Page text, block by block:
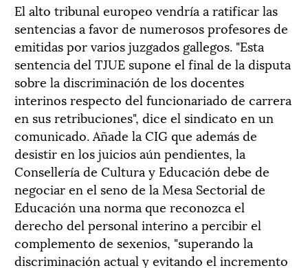
El alto tribunal europeo vendría a ratificar las
sentencias a favor de numerosos profesores de
emitidas por varios juzgados gallegos. "Esta
sentencia del TJUE supone el final de la disputa
sobre la discriminación de los docentes
interinos respecto del funcionariado de carrera
en sus retribuciones", dice el sindicato en un
comunicado. Añade la CIG que además de
desistir en los juicios aún pendientes, la
Consellería de Cultura y Educación debe de
negociar en el seno de la Mesa Sectorial de
Educación una norma que reconozca el
derecho del personal interino a percibir el
complemento de sexenios, "superando la
discriminación actual y evitando el incremento